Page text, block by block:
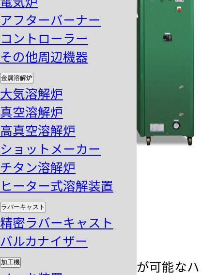
アフターバーナー
コントローラー
その他周辺機器
金属溶解炉
大気溶解炉
真空溶解炉
高真空溶解炉
ショットメーカー
チタン溶解炉
ヒーター式溶解装置
ラバーキャスト
精密ラバーキャスト
バルカナイザー
加工機
model
MGS-20AS
金・銀などのショットが可能なハ